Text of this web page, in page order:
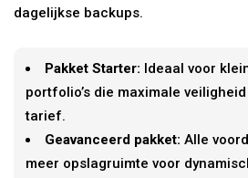
dagelijkse backups.
Pakket Starter: Ideaal voor
portfolio’s die maximale
tarief.
Geavanceerd pakket: Alle
meer opslagruimte voor